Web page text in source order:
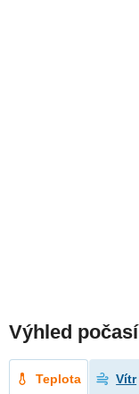
Výhled počasí
Teplota Vítr